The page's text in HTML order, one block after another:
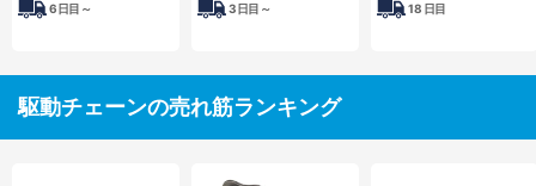
6日目～ 3日目～ 18 日目
駆動チェーンの売れ筋ランキング